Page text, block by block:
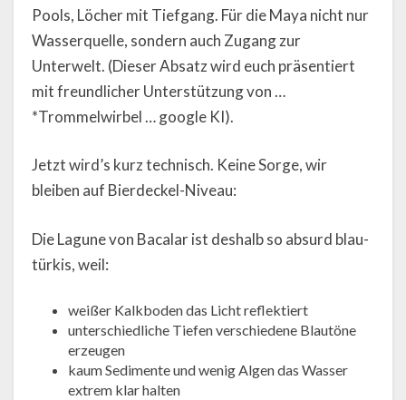
Pools, Löcher mit Tiefgang. Für die Maya nicht nur
Wasserquelle, sondern auch Zugang zur
Unterwelt. (Dieser Absatz wird euch präsentiert
mit freundlicher Unterstützung von …
*Trommelwirbel … google KI).
Jetzt wird’s kurz technisch. Keine Sorge, wir
bleiben auf Bierdeckel-Niveau:
Die Lagune von Bacalar ist deshalb so absurd blau-
türkis, weil:
weißer Kalkboden das Licht reflektiert
unterschiedliche Tiefen verschiedene Blautöne
erzeugen
kaum Sedimente und wenig Algen das Wasser
extrem klar halten